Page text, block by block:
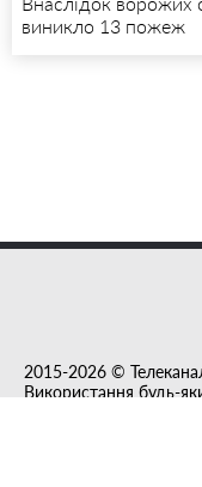
виникло 13 пожеж
2015-2026 ©
Використання будь-